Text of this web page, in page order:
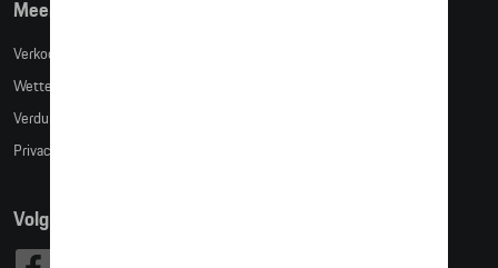
Meer info
Verkoopsvoorwaarden
Wettelijke bepalingen
Verduidelijking kledingmaten
Privacybeleid
Volg Ons